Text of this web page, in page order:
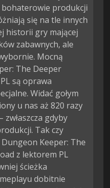
bohaterowie produkcji
się na tle innych
historii gry mającej
zabawnych, ale
Mocną
The Deeper
są oprawa
Widać gołym
u nas aż 820 razy
gdyby
Tak czy
Dungeon Keeper: The
z lektorem PL
ścieżka
dobitnie